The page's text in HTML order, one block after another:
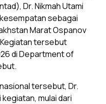
Dr. Nikmah Utami
kesempatan sebagai
Marat Ospanov
tersebut
di Department of
tersebut, Dr.
mulai dari